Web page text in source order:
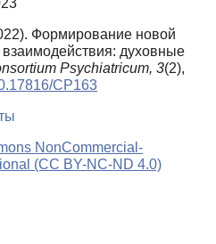
Формирование новой
духовные
Psychiatricum, 3(2),
CP163
NonCommercial-
(CC BY-NC-ND 4.0)